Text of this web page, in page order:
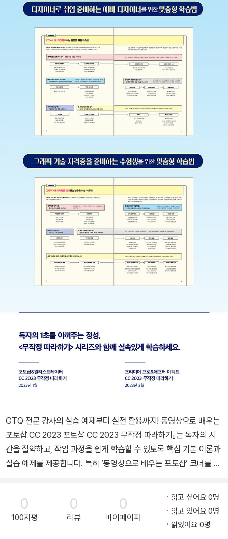
GTQ 전문 강사의 실습 예제부터 실전 활용까지! 동영상으로 배우는
포토샵 CC 2023 포토샵 CC 2023 무작정 따라하기』는 독자의 시
간을 절약하고, 작업 과정을 쉽게 학습할 수 있도록 핵심 기본 이론과
실습 예제를 제공합니다. 특히 ‘동영상으로 배우는 포토샵’ 코너를 통
로 제공하여 스마트폰이나 태블릿, 유튜브 채널로 영상을 확인할 수
있습니다. 활용 강의 동영상을 통해 GTQ 시험에서 예제를 작성하는
과정이나 디자인 업무 작업 과정의 흐름을 이해하고 혼자서도 손쉽게
0
100자평
0
리뷰
0
마이페이퍼
읽고 싶어요 0명
읽고 있어요 0명
읽었어요 0명